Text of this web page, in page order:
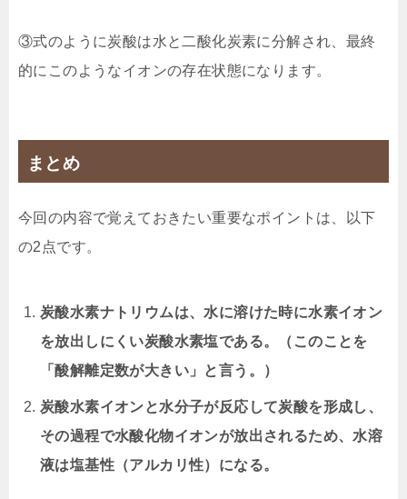
③式のように炭酸は水と二酸化炭素に分解され、最終
的にこのようなイオンの存在状態になります。
まとめ
今回の内容で覚えておきたい重要なポイントは、以下
の2点です。
炭酸水素ナトリウムは、水に溶けた時に水素イオン
を放出しにくい炭酸水素塩である。（このことを
「酸解離定数が大きい」と言う。）
炭酸水素イオンと水分子が反応して炭酸を形成し、
その過程で水酸化物イオンが放出されるため、水溶
液は塩基性（アルカリ性）になる。